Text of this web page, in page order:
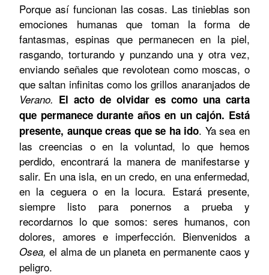
Porque así funcionan las cosas. Las tinieblas son
emociones humanas que toman la forma de
fantasmas, espinas que permanecen en la piel,
rasgando, torturando y punzando una y otra vez,
enviando señales que revolotean como moscas, o
que saltan infinitas como los grillos anaranjados de
Verano. El acto de olvidar es como una carta
que permanece durante años en un cajón. Está
presente, aunque creas que se ha ido. Ya sea en
las creencias o en la voluntad, lo que hemos
perdido, encontrará la manera de manifestarse y
salir. En una isla, en un credo, en una enfermedad,
en la ceguera o en la locura. Estará presente,
siempre listo para ponernos a prueba y
recordarnos lo que somos: seres humanos, con
dolores, amores e imperfección. Bienvenidos a
Osea,el alma de un planeta en permanente caos y
peligro.